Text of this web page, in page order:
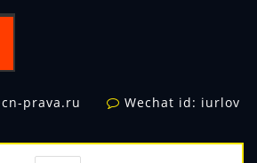
prava.ru Wechat id: iurlov